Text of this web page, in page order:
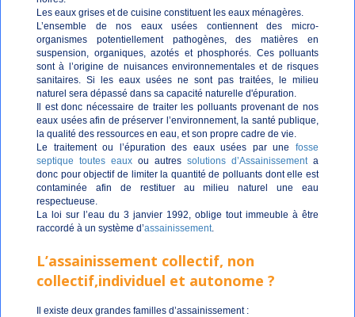
Les eaux grises et de cuisine constituent les eaux ménagères.
L’ensemble de nos eaux usées contiennent des micro-
organismes potentiellement pathogènes, des matières en
suspension, organiques, azotés et phosphorés. Ces polluants
sont à l’origine de nuisances environnementales et de risques
sanitaires. Si les eaux usées ne sont pas traitées, le milieu
naturel sera dépassé dans sa capacité naturelle d'épuration.
Il est donc nécessaire de traiter les polluants provenant de nos
eaux usées afin de préserver l’environnement, la santé publique,
la qualité des ressources en eau, et son propre cadre de vie.
Le traitement ou l’épuration des eaux usées par une fosse
septique toutes eaux ou autres solutions d’Assainissementa
donc pour objectif de limiter la quantité de polluants dont elle est
contaminée afin de restituer au milieu naturel une eau
respectueuse.
La loi sur l’eau du 3 janvier 1992, oblige tout immeuble à être
raccordé à un système d’assainissement.
L’assainissement collectif, non
collectif,individuel et autonome ?
Il existe deux grandes familles d’assainissement :